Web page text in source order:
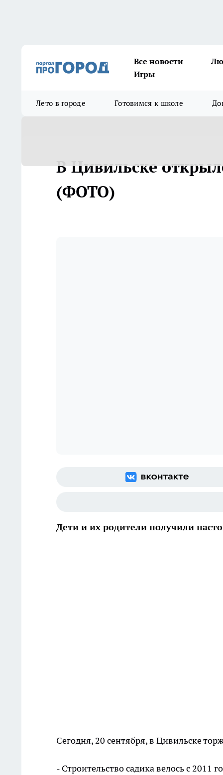
Все новости
Игры
Лето в городе Готовимся к школе
В Цивильске
(ФОТО)
Дети и их родители получили
Сегодня, 20 сентября, в Цивильске
- Строительство садика велось с 2011